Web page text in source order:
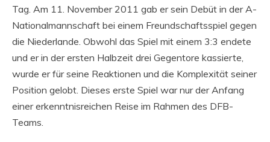
Tag. Am 11. November 2011 gab er sein Debüt in der A-
Nationalmannschaft bei einem Freundschaftsspiel gegen
die Niederlande. Obwohl das Spiel mit einem 3:3 endete
und er in der ersten Halbzeit drei Gegentore kassierte,
wurde er für seine Reaktionen und die Komplexität seiner
Position gelobt. Dieses erste Spiel war nur der Anfang
einer erkenntnisreichen Reise im Rahmen des DFB-
Teams.